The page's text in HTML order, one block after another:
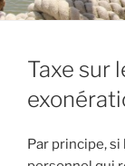
Taxe sur
Par principe, si